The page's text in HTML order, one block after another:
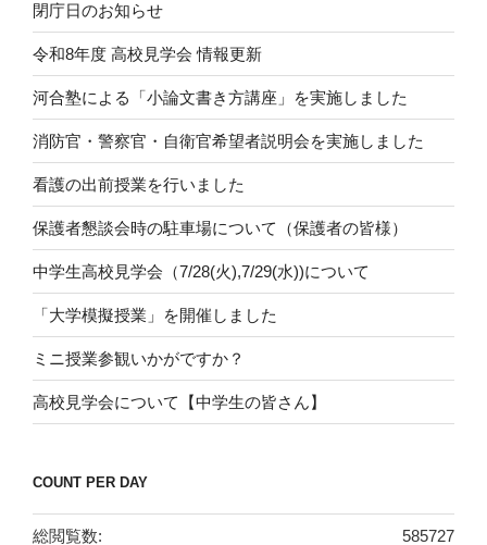
閉庁日のお知らせ
令和8年度 高校見学会 情報更新
河合塾による「小論文書き方講座」を実施しました
消防官・警察官・自衛官希望者説明会を実施しました
看護の出前授業を行いました
保護者懇談会時の駐車場について（保護者の皆様）
中学生高校見学会（7/28(火),7/29(水))について
「大学模擬授業」を開催しました
ミニ授業参観いかがですか？
高校見学会について【中学生の皆さん】
COUNT PER DAY
585727
総閲覧数: